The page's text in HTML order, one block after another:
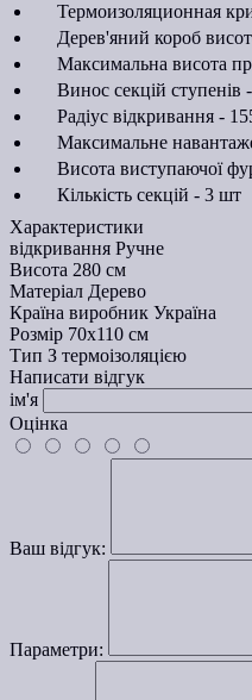
Термоизоляционная
Дерев'яний короб
Максимальна висота
Винос секцій ступенів
Радіус відкривання -
Максимальне
Висота виступаючої
Кількість секцій - 3 шт
Характеристики
відкривання Ручне
Висота 280 см
Матеріал Дерево
Країна виробник Україна
Розмір 70х110 см
Тип З термоізоляцією
Написати відгук
ім'я
Оцінка
Ваш відгук:
Параметри: